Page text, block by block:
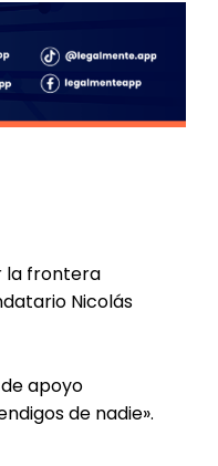
la frontera
Nicolás
apoyo
de nadie».